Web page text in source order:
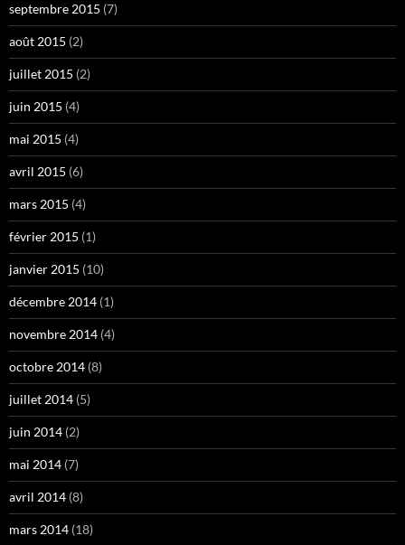
septembre 2015 (7)
août 2015 (2)
juillet 2015 (2)
juin 2015 (4)
mai 2015 (4)
avril 2015 (6)
mars 2015 (4)
février 2015 (1)
janvier 2015 (10)
décembre 2014 (1)
novembre 2014 (4)
octobre 2014 (8)
juillet 2014 (5)
juin 2014 (2)
mai 2014 (7)
avril 2014 (8)
mars 2014 (18)